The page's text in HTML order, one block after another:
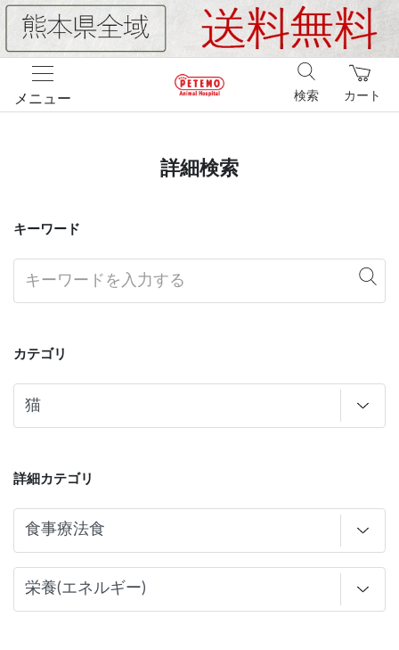
メニュー カート
検索
詳細検索
キーワード
カテゴリ
詳細カテゴリ